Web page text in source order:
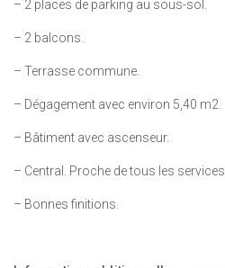
– 2 places de parking au sous-sol.
– 2 balcons.
– Terrasse commune.
– Dégagement avec environ 5,40 m2.
– Bâtiment avec ascenseur.
– Central. Proche de tous les services.
– Bonnes finitions.